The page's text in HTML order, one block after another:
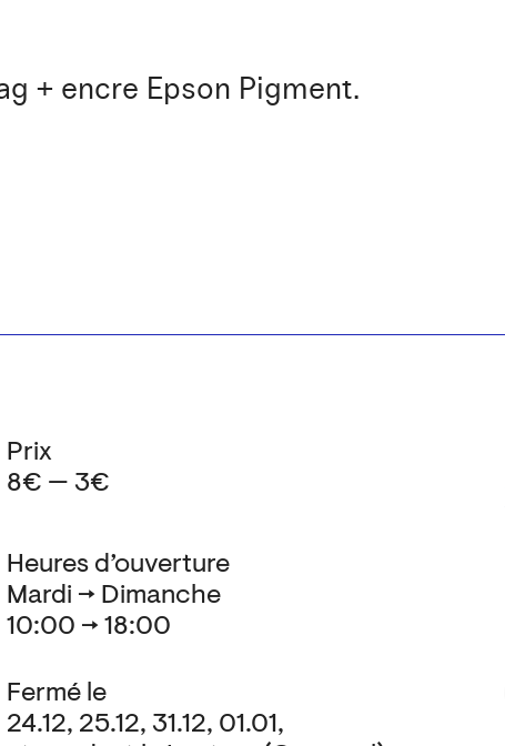
+ encre Epson Pigment.
Heures d’ouverture
Mardi → Dimanche
10:00 → 18:00
Fermé le
24.12, 25.12, 31.12, 01.01,
Prix
8€ — 3€